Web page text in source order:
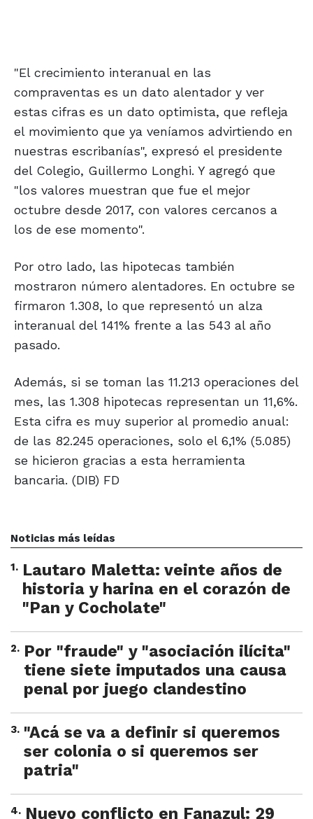
"El crecimiento interanual en las
compraventas es un dato alentador y ver
estas cifras es un dato optimista, que refleja
el movimiento que ya veníamos advirtiendo en
nuestras escribanías", expresó el presidente
del Colegio, Guillermo Longhi. Y agregó que
"los valores muestran que fue el mejor
octubre desde 2017, con valores cercanos a
los de ese momento".
Por otro lado, las hipotecas también
mostraron número alentadores. En octubre se
firmaron 1.308, lo que representó un alza
interanual del 141% frente a las 543 al año
pasado.
Además, si se toman las 11.213 operaciones del
mes, las 1.308 hipotecas representan un 11,6%.
Esta cifra es muy superior al promedio anual:
de las 82.245 operaciones, solo el 6,1% (5.085)
se hicieron gracias a esta herramienta
bancaria. (DIB) FD
Noticias más leídas
1. Lautaro Maletta: veinte años de
historia y harina en el corazón de
"Pan y Cocholate"
2. Por "fraude" y "asociación ilícita"
tiene siete imputados una causa
penal por juego clandestino
3. "Acá se va a definir si queremos
ser colonia o si queremos ser
patria"
4. Nuevo conflicto en Fanazul: 29